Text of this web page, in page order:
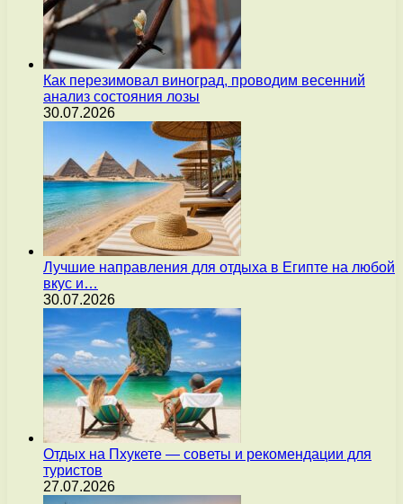
Как перезимовал виноград, проводим весенний
анализ состояния лозы
30.07.2026
Лучшие направления для отдыха в Египте на любой
вкус и…
30.07.2026
Отдых на Пхукете — советы и рекомендации для
туристов
27.07.2026